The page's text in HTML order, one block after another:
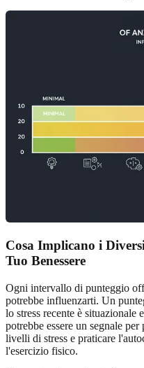
Cosa Implicano i
Tuo Benessere
Ogni intervallo di punteggio
potrebbe influenzarti. Un
lo stress recente è situazionale
potrebbe essere un segnale
livelli di stress e praticare
l'esercizio fisico.